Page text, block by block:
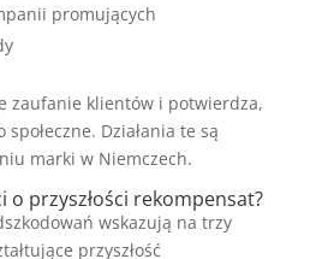
promujących
zaufanie klientów i potwierdza,
Działania te są
marki w Niemczech.
o przyszłości rekompensat?
wskazują na trzy
przyszłość